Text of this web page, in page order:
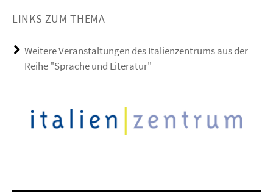
LINKS ZUM THEMA
Weitere Veranstaltungen des Italienzentrums aus der
Reihe "Sprache und Literatur"